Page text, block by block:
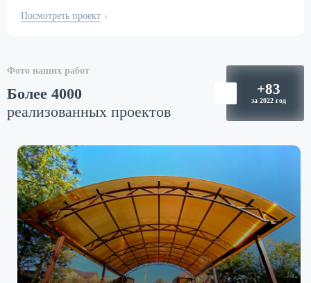
Посмотреть проект ›
Фото наших работ
Более 4000
реализованных проектов